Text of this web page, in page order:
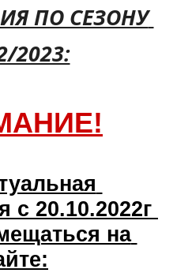
ПО СЕЗОНУ
2023:
20.10.2022г
на